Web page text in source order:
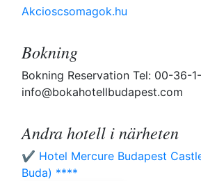
Akcioscsomagok.hu
Bokning
Bokning Reservation Tel: 00-36-
info@bokahotellbudapest.com
Andra hotell i närheten
✔️ Hotel Mercure Budapest
Buda) ****